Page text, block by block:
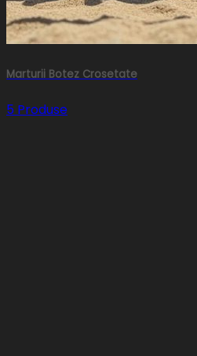
Marturii Botez Crosetate
5 Produse